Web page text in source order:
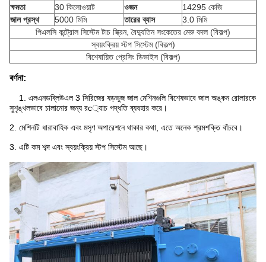
ক্ষমতা
30 কিলোওয়াট ওজন
14295 কেজি
জাল প্রস্থ
5000 মিমি তারের ব্যাস
3.0 মিমি
পিএলসি কন্ট্রোল সিস্টেম টাচ স্ক্রিন, বৈদ্যুতিন সংকেতের মেরু বদল (বিকল্প)
স্বয়ংক্রিয় স্টপ সিস্টেম (বিকল্প)
বিশেষায়িত প্রেসিং ডিভাইস (বিকল্প)
বর্ণনা:
1. এলএনডব্লিউএল 3 সিরিজের ষড়ভুজ জাল মেশিনগুলি বিশেষভাবে জাল অঙ্কন রোলারকে
সুশৃঙ্খলভাবে চালানোর জন্য রc্যাচ পদ্ধতি ব্যবহার করে।
2. মেশিনটি ধারাবাহিক এবং মসৃণ অপারেশনে থাকার কথা, এতে অনেক শ্রমশক্তি বাঁচবে।
3. এটি কম শব্দ এবং স্বয়ংক্রিয় স্টপ সিস্টেম আছে।